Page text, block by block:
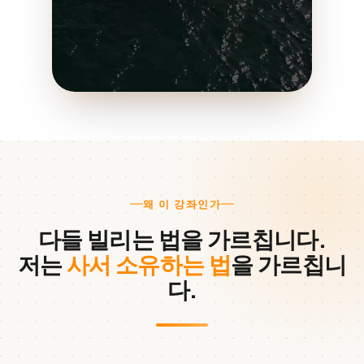
왜 이 강좌인가
다들 빌리는 법을 가르칩니다.
저는사서 소유하는 법을 가르칩니
다.